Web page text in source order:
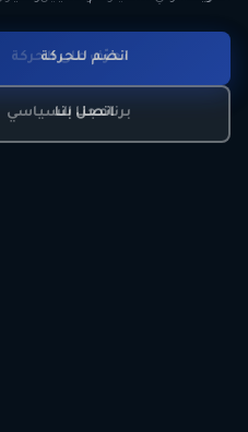
تعرّف على الحركة
برنامجنا السياسي
انضم للحركة
اتصل بنا